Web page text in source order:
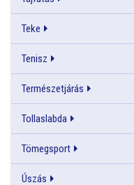
Teke
Tenisz
Természetjárás
Tollaslabda
Tömegsport
Úszás